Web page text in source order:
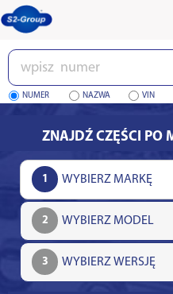
Wpisz
numer
NUMER NAZWA VIN
ZNAJDŹ CZĘŚCI PO
1
2
3